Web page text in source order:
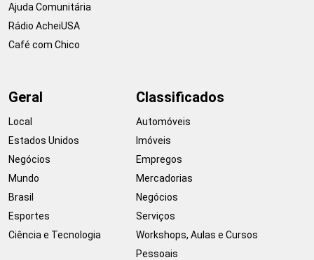
Ajuda Comunitária
Rádio AcheiUSA
Café com Chico
Geral
Local
Estados Unidos
Negócios
Mundo
Brasil
Esportes
Ciência e Tecnologia
Classificados
Automóveis
Imóveis
Empregos
Mercadorias
Negócios
Serviços
Workshops, Aulas e Cursos
Pessoais